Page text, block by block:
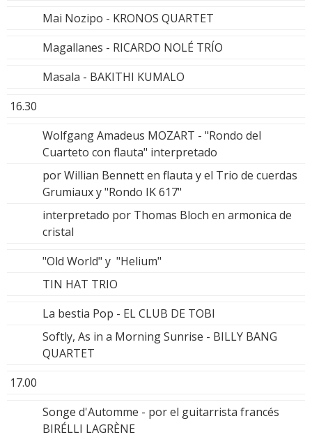
Mai Nozipo - KRONOS QUARTET
Magallanes - RICARDO NOLÉ TRÍO
Masala - BAKITHI KUMALO
16.30
Wolfgang Amadeus MOZART - "Rondo del
Cuarteto con flauta" interpretado
por Willian Bennett en flauta y el Trio de cuerdas
Grumiaux y "Rondo IK 617"
interpretado por Thomas Bloch en armonica de
cristal
"Old World" y "Helium"
TIN HAT TRIO
La bestia Pop - EL CLUB DE TOBI
Softly, As in a Morning Sunrise - BILLY BANG
QUARTET
17.00
Songe d'Automme - por el guitarrista francés
BIRÉLLI LAGRÈNE